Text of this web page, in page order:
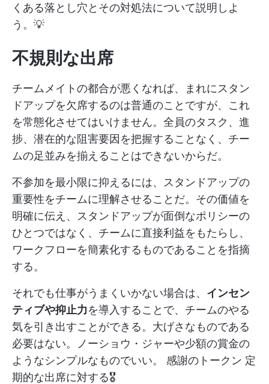
くある落とし穴とその対処法について説明しよ
う。💡
不規則な出席
チームメイトの都合が悪くなれば、まれにスタン
ドアップを欠席するのは普通のことですが、これ
を常態化させてはいけません。全員のタスク、進
捗、潜在的な阻害要因を把握することなく、チー
ムの足並みを揃えることはできないからだ。
不参加を最小限に抑えるには、スタンドアップの
重要性をチームに理解させることだ。その価値を
明確に伝え、スタンドアップが面倒なポリシーの
ひとつではなく、チームに直接利益をもたらし、
ワークフローを簡素化するものであることを指摘
する。
それでも仕事がうまくいかない場合は、 インセン
ティブや抑止力を導入することで、チームのやる
気を引き出すことができる。大げさなものである
必要はない。ノーショウ・ジャーや少額の賞金の
ようなシンプルなものでいい。 感謝のトークン 定
期的な出席に対する🎖️